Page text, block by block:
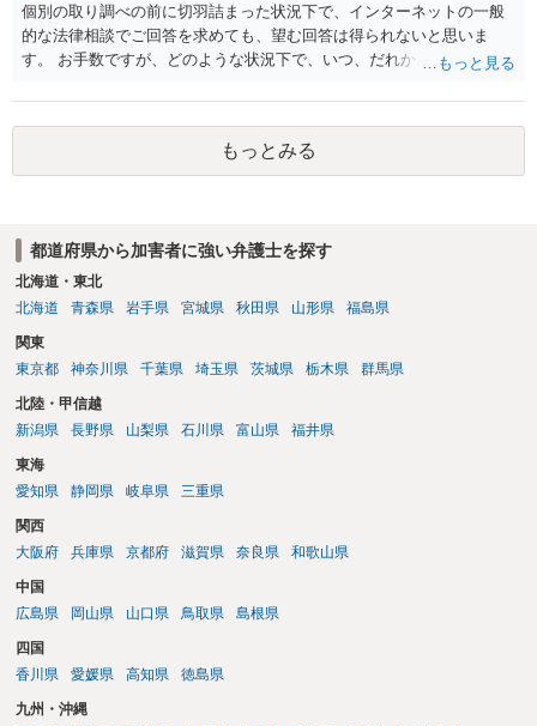
個別の取り調べの前に切羽詰まった状況下で、インターネットの一般
的な法律相談でご回答を求めても、望む回答は得られないと思いま
す。 お手数ですが、どのような状況下で、いつ、だれからどのような
の程度だと聞いているのかということについて、お近くで詳細な法律
相談を受けられたうえで対処方法を探された方がよいと思われます。
一般論でいえば、任意取り調べの場合、ＩＣレコーダーを持参して取
り調べ内容を録音することは必須だと考えます。
もっとみる
都道府県から加害者に強い弁護士を探す
北海道・東北
北海道
青森県 岩手県 宮城県 秋田県 山形県 福島県
関東
東京都
神奈川県 千葉県 埼玉県 茨城県 栃木県 群馬県
北陸・甲信越
新潟県
長野県 山梨県 石川県 富山県 福井県
東海
愛知県
静岡県 岐阜県 三重県
関西
大阪府
兵庫県 京都府 滋賀県 奈良県 和歌山県
中国
広島県
岡山県 山口県 鳥取県 島根県
四国
香川県
愛媛県 高知県 徳島県
九州・沖縄